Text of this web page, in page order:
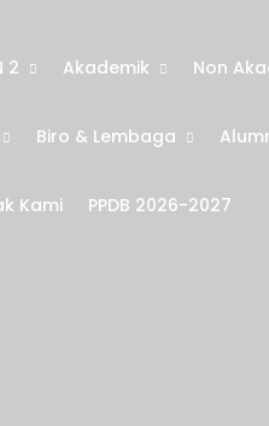
2 Akademik Non
Biro & Lembaga
Kami PPDB 2026-2027